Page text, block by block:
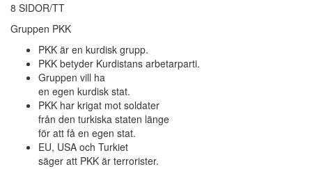
8 SIDOR/TT
Gruppen PKK
PKK är en kurdisk grupp.
PKK betyder Kurdistans arbetarparti.
Gruppen vill ha
en egen kurdisk stat.
PKK har krigat mot soldater
från den turkiska staten länge
för att få en egen stat.
EU, USA och Turkiet
säger att PKK är terrorister.